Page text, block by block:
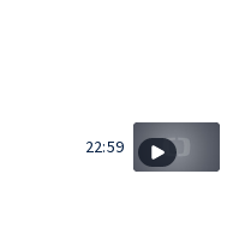
22:59